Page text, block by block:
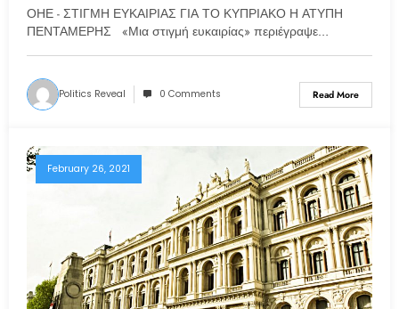
ΟΗΕ - ΣΤΙΓΜΗ ΕΥΚΑΙΡΙΑΣ ΓΙΑ ΤΟ ΚΥΠΡΙΑΚΟ Η ΑΤΥΠΗ
ΠΕΝΤΑΜΕΡΗΣ «Μια στιγμή ευκαιρίας» περιέγραψε…
Politics Reveal 0 Comments Read More
February 26, 2021